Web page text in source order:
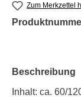
Zum Merkzettel
Beschreibung
Inhalt: ca. 60/